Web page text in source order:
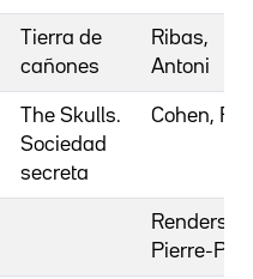
Tierra de
cañones
Ribas,
Antoni
The Skulls.
Sociedad
secreta
Cohen,
Renders,
Pierre-